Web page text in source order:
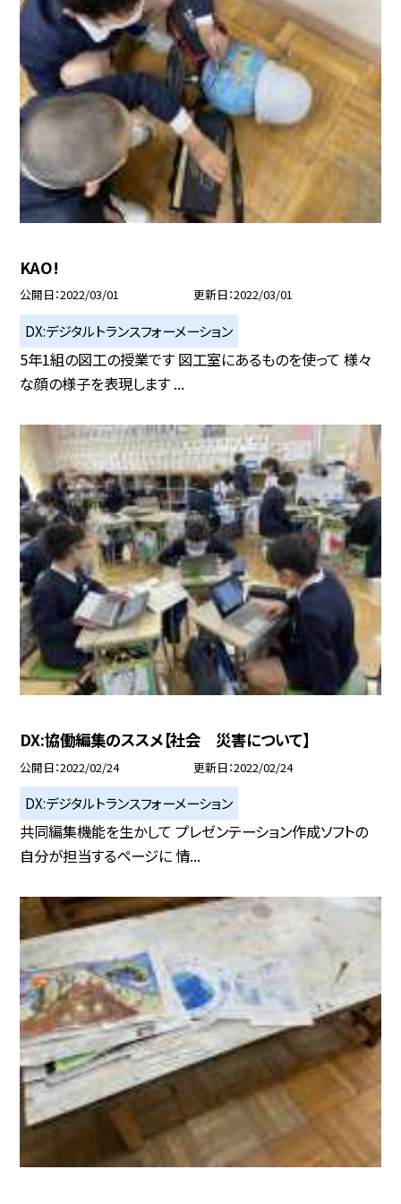
KAO!
公開日 2022/03/01 更新日 2022/03/01
DX:デジタルトランスフォーメーション
5年1組の図工の授業です 図工室にあるものを使って 様々
な顔の様子を表現します ...
DX:協働編集のススメ【社会 災害について】
公開日 2022/02/24 更新日 2022/02/24
DX:デジタルトランスフォーメーション
共同編集機能を生かして プレゼンテーション作成ソフトの
自分が担当するページに 情...